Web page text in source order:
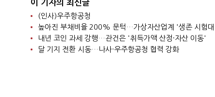
이 기자의 최신글
(인사)우주항공청
높아진 부채비율 200% 문턱…가상자산업계 '생존 시험
내년 코인 과세 강행…관건은 '취득가액 산정·자산 이동'
달 기지 전환 시동…나사·우주항공청 협력 강화